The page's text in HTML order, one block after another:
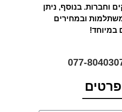
וחברות. בנוסף, ניתן
ובמחירים
במיוחד!